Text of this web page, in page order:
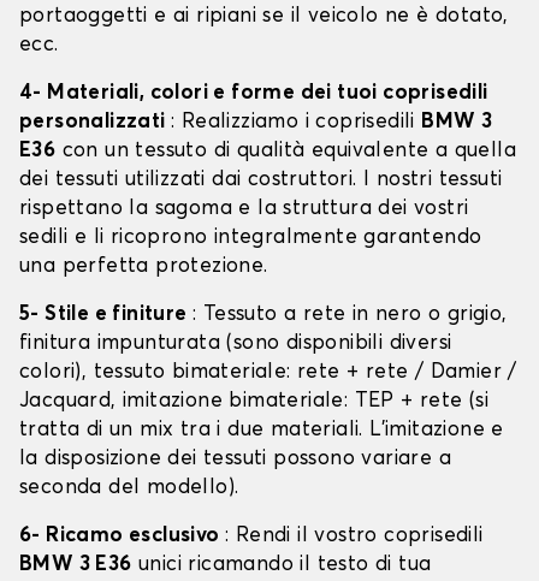
portaoggetti e ai ripiani se il veicolo ne è dotato,
ecc.
4- Materiali, colori e forme dei tuoi coprisedili
personalizzati: Realizziamo i coprisedili BMW 3
E36 con un tessuto di qualità equivalente a quella
dei tessuti utilizzati dai costruttori. I nostri tessuti
rispettano la sagoma e la struttura dei vostri
sedili e li ricoprono integralmente garantendo
una perfetta protezione.
5- Stile e finiture : Tessuto a rete in nero o grigio,
finitura impunturata (sono disponibili diversi
colori), tessuto bimateriale: rete + rete / Damier /
Jacquard, imitazione bimateriale: TEP + rete (si
tratta di un mix tra i due materiali. L'imitazione e
la disposizione dei tessuti possono variare a
seconda del modello).
6- Ricamo esclusivo : Rendi il vostro coprisedili
BMW 3 E36 unici ricamando il testo di tua